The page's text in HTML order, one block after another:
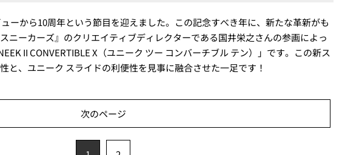
ーから10周年という節目を迎えました。この記念すべき年に、新たな革新がも
ニーカーズ』のクリエイティブディレクターである国井栄之さんの参画によっ
II CONVERTIBLE X（ユニーク ツー コンバーチブル テン）」です。この新ス
と、ユニーク スライドの利便性を見事に融合させた一足です！
次のページ